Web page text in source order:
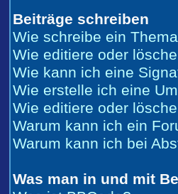
Beiträge schreiben
Wie schreibe ein
Wie editiere oder
Wie kann ich eine
Wie erstelle ich eine
Wie editiere oder
Warum kann ich ein
Warum kann ich bei
Was man in und mit